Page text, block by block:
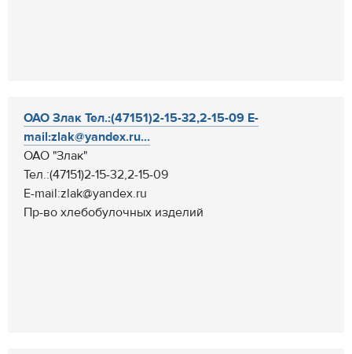
ОАО Злак Тел.:(47151)2-15-32,2-15-09 E-
mail:zlak@yandex.ru...
ОАО "Злак"
Тел.:(47151)2-15-32,2-15-09
E-mail:zlak@yandex.ru
Пр-во хлебобулочных изделий